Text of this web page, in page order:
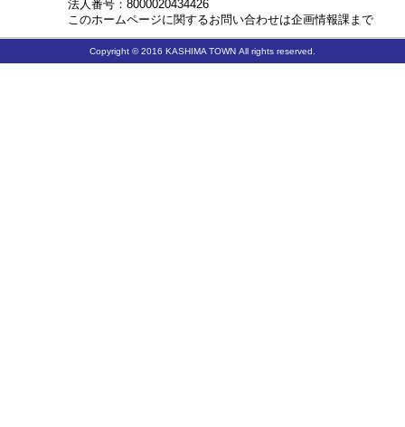
法人番号：8000020434426
このホームページに関するお問い合わせは企画情報課まで
Copyright © 2016 KASHIMA TOWN All rights reserved.